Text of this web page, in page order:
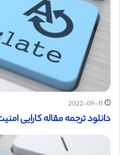
2022-09-11
دانلود ترجمه مقاله کارایی